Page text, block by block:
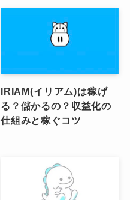
IRIAM(イリアム)は稼げ
る？儲かるの？収益化の
仕組みと稼ぐコツ